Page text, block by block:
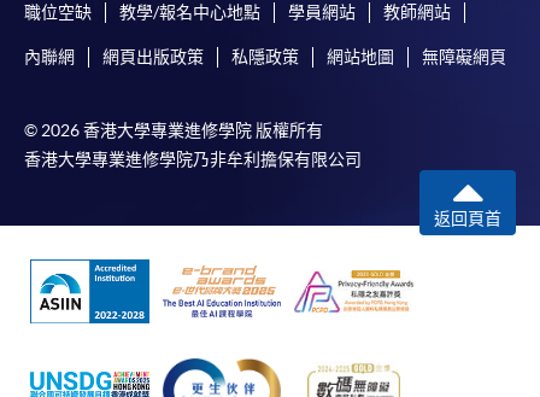
職位空缺 教學/報名中心地點 學員網站 教師網站
內聯網 網頁出版政策 私隱政策 網站地圖 無障礙網頁
© 2026 香港大學專業進修學院 版權所有
香港大學專業進修學院乃非牟利擔保有限公司
返回頁首